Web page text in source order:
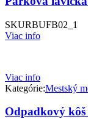
SKURBUFB02_1
Viac info
Viac info
Kategórie:Mestský
Odpadkový kôš